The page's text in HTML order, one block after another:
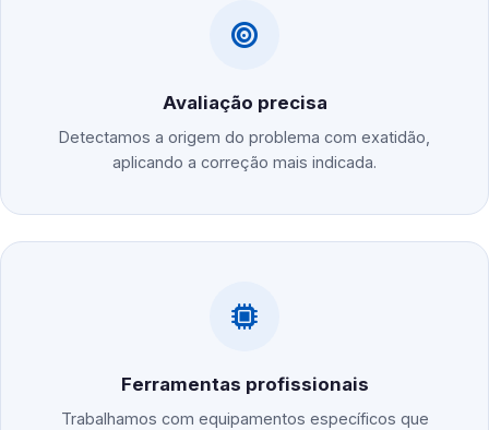
Avaliação precisa
Detectamos a origem do problema com exatidão,
aplicando a correção mais indicada.
Ferramentas profissionais
Trabalhamos com equipamentos específicos que